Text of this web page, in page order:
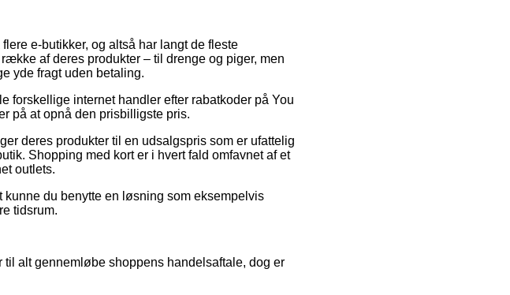
e-butikker, og altså har langt de fleste
af deres produkter – til drenge og piger, men
yde fragt uden betaling.
forskellige internet handler efter rabatkoder på You
på at opnå den prisbilligste pris.
deres produkter til en udsalgspris som er ufattelig
Shopping med kort er i hvert fald omfavnet af et
outlets.
du benytte en løsning som eksempelvis
tidsrum.
alt gennemløbe shoppens handelsaftale, dog er